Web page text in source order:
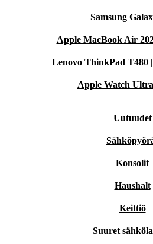
Samsung
Apple MacBook Air
Lenovo ThinkPad T480
Apple Watch
Uutuudet
Konsolit
Haushalt
Keittiö
Suuret